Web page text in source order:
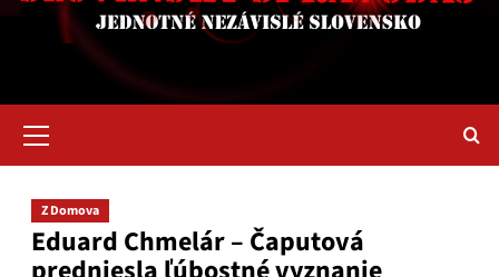
Menu
Z Domova
Eduard Chmelár – Čaputová